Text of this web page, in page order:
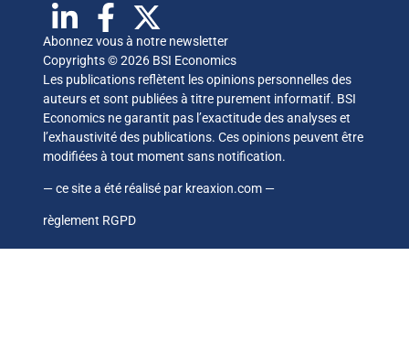
Abonnez vous à notre newsletter
Copyrights © 2026 BSI Economics
Les publications reflètent les opinions personnelles des
auteurs et sont publiées à titre purement informatif. BSI
Economics ne garantit pas l’exactitude des analyses et
l’exhaustivité des publications. Ces opinions peuvent être
modifiées à tout moment sans notification.
— ce site a été réalisé par kreaxion.com —
règlement RGPD